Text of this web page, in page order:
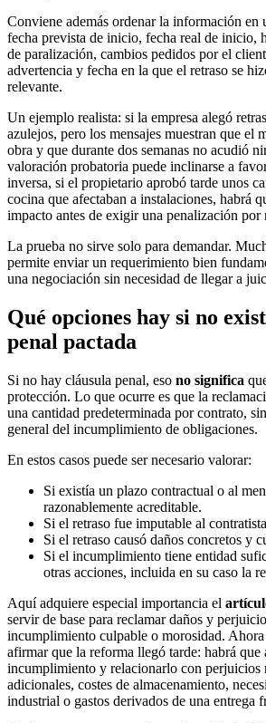
Conviene además ordenar la información en
fecha prevista de inicio, fecha real de inicio,
de paralización, cambios pedidos por el
advertencia y fecha en la que el retraso se
relevante.
Un ejemplo realista: si la empresa alegó
azulejos, pero los mensajes muestran que el
obra y que durante dos semanas no acudió
valoración probatoria puede inclinarse a
inversa, si el propietario aprobó tarde unos
cocina que afectaban a instalaciones, habrá
impacto antes de exigir una penalización por
La prueba no sirve solo para demandar.
permite enviar un requerimiento bien
una negociación sin necesidad de llegar a
Qué opciones hay si no
penal pactada
Si no hay cláusula penal, eso no significa
protección. Lo que ocurre es que la
una cantidad predeterminada por contrato,
general del incumplimiento de obligaciones.
En estos casos puede ser necesario valorar:
Si existía un plazo contractual o al
razonablemente acreditable.
Si el retraso fue imputable al
Si el retraso causó daños concretos y
Si el incumplimiento tiene entidad
otras acciones, incluida en su caso la
Aquí adquiere especial importancia el
servir de base para reclamar daños y
incumplimiento culpable o morosidad. Ahora
afirmar que la reforma llegó tarde: habrá que
incumplimiento y relacionarlo con perjuicios
adicionales, costes de almacenamiento,
industrial o gastos derivados de una entrega